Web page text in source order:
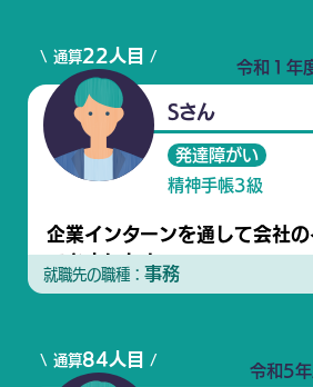
令和１年
\ 通算22人目 /
Sさん
発達障がい
精神手帳3級
企業インターンを通して会社
てきました！
就職先の職種： 事務
令和5
\ 通算84人目 /